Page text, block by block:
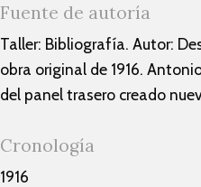
Fuente de autoría
Taller: Bibliografía. Autor:
obra original de 1916.
del panel trasero creado
Cronología
1916